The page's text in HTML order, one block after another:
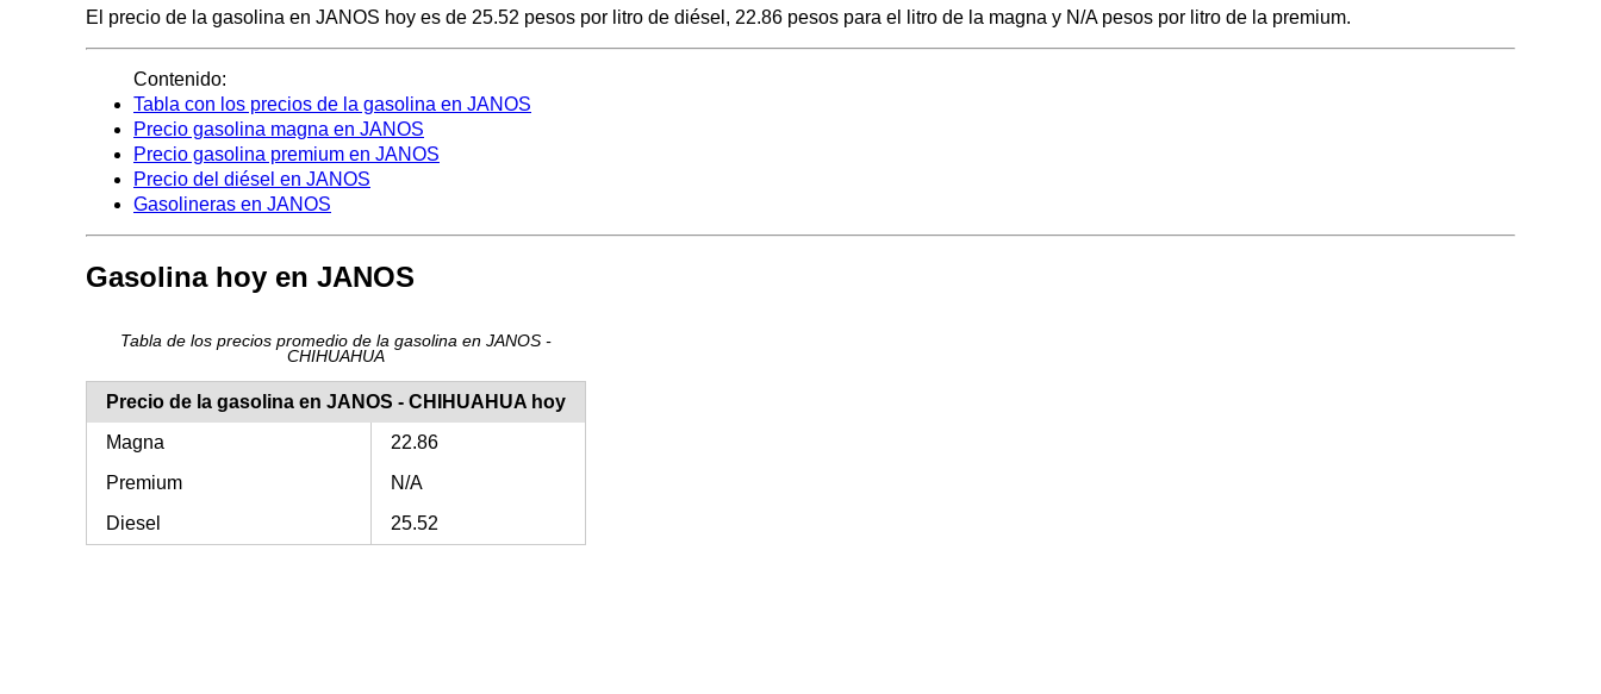
El precio de la gasolina en JANOS hoy es de 25.52 pesos por litro de diésel, 22.86 pesos para el litro de la magna y N/A pesos por litro de la premium.
Contenido:
Tabla con los precios de la gasolina en JANOS
Precio gasolina magna en JANOS
Precio gasolina premium en JANOS
Precio del diésel en JANOS
Gasolineras en JANOS
Gasolina hoy en JANOS
Tabla de los precios promedio de la gasolina en JANOS -
CHIHUAHUA
Precio de la gasolina en JANOS - CHIHUAHUA hoy
Magna
22.86
Premium
N/A
Diesel
25.52